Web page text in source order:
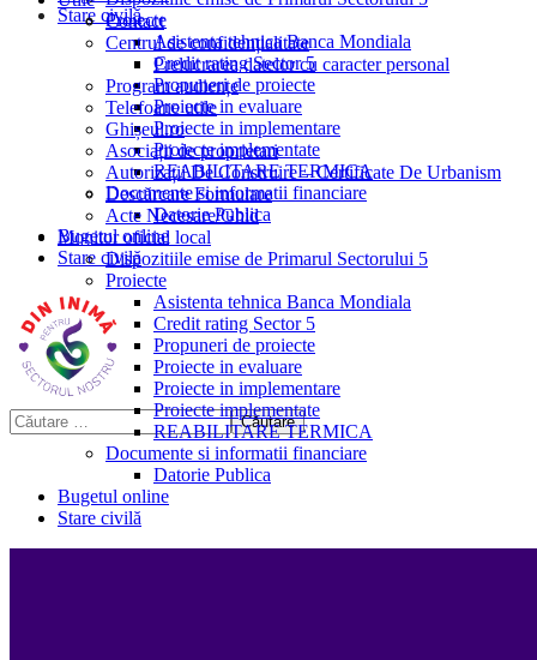
Stare civilă
Proiecte
Asistenta tehnica Banca Mondiala
Credit rating Sector 5
Propuneri de proiecte
Proiecte in evaluare
Proiecte in implementare
Proiecte implementate
REABILITARE TERMICA
Documente si informatii financiare
Datorie Publica
Bugetul online
Stare civilă
Contact
Centrul de confidențialitate
Prelucrarea datelor cu caracter personal
Program audiențe
Telefoane utile
Ghișeul.ro
Asociații de proprietari
Autorizații De Construire – Certificate De Urbanism
Descărcare Formulare
Acte Necesare/Ghid
Monitor oficial local
Dispozitiile emise de Primarul Sectorului 5
Proiecte
Asistenta tehnica Banca Mondiala
Credit rating Sector 5
Propuneri de proiecte
Proiecte in evaluare
Proiecte in implementare
Proiecte implementate
REABILITARE TERMICA
Documente si informatii financiare
Datorie Publica
Bugetul online
Stare civilă